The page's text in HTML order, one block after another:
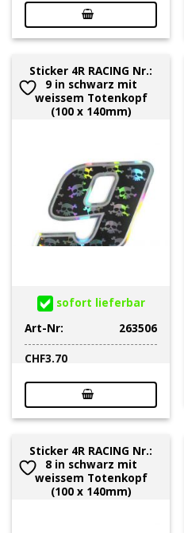
Sticker 4R RACING Nr.:
9 in schwarz mit
weissem Totenkopf
(100 x 140mm)
sofort lieferbar
Art-Nr:
263506
CHF3.70
Sticker 4R RACING Nr.:
8 in schwarz mit
weissem Totenkopf
(100 x 140mm)